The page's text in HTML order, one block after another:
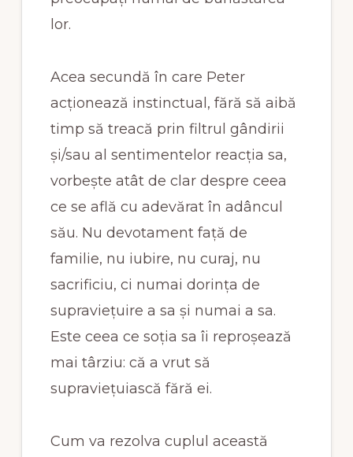
lor.
Acea secundă în care Peter
acționează instinctual, fără să aibă
timp să treacă prin filtrul gândirii
și/sau al sentimentelor reacția sa,
vorbește atât de clar despre ceea
ce se află cu adevărat în adâncul
său. Nu devotament față de
familie, nu iubire, nu curaj, nu
sacrificiu, ci numai dorința de
supraviețuire a sa și numai a sa.
Este ceea ce soția sa îi reproșează
mai târziu: că a vrut să
supraviețuiască fără ei.
Cum va rezolva cuplul această